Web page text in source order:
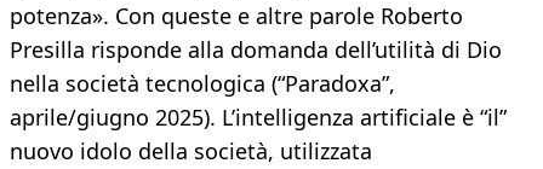
potenza». Con queste e altre parole Roberto
Presilla risponde alla domanda dell’utilità di Dio
nella società tecnologica (“Paradoxa”,
aprile/giugno 2025). L’intelligenza artificiale è “il”
nuovo idolo della società, utilizzata